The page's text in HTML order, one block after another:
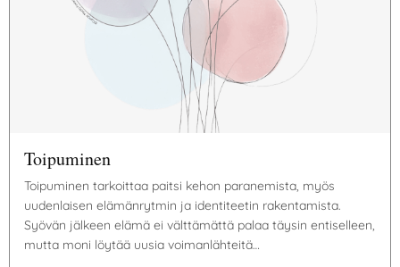
Toipuminen
Toipuminen tarkoittaa paitsi kehon paranemista, myös
uudenlaisen elämänrytmin ja identiteetin rakentamista.
Syövän jälkeen elämä ei välttämättä palaa täysin entiselleen,
mutta moni löytää uusia voimanlähteitä…